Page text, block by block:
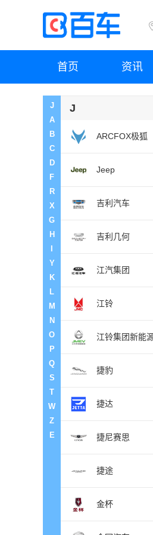
首页 资讯
J
A
B
C
D
F
R
X
G
H
Y
K
L
M
N
O
P
Q
S
T
W
Z
E
J
ARCFOX极狐
Jeep
吉利汽车
吉利几何
江汽集团
江铃
江铃集团新能
捷豹
捷达
捷尼赛思
捷途
金杯